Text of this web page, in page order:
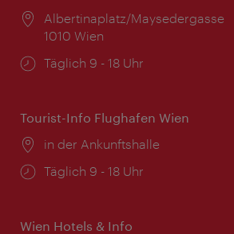
Ort:
Albertinaplatz/Maysedergasse
1010 Wien
Öffnungszeiten:
Täglich 9 - 18 Uhr
Tourist-Info Flughafen Wien
Ort:
in der Ankunftshalle
Öffnungszeiten:
Täglich 9 - 18 Uhr
Wien Hotels & Info